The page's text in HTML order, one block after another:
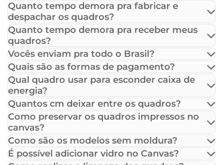
Quanto tempo demora pra fabricar e
despachar os quadros?
Quanto tempo demora pra receber meus
quadros?
Vocês enviam pra todo o Brasil?
Quais são as formas de pagamento?
Qual quadro usar para esconder caixa de
energia?
Quantos cm deixar entre os quadros?
Como preservar os quadros impressos no
canvas?
Como são os modelos sem moldura?
É possível adicionar vidro no Canvas?